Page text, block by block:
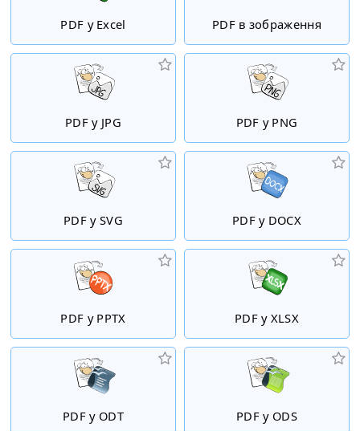
PDF у Excel PDF в зображення
PDF у JPG PDF у PNG
PDF у SVG PDF у DOCX
PDF у PPTX PDF у XLSX
PDF у ODT PDF у ODS